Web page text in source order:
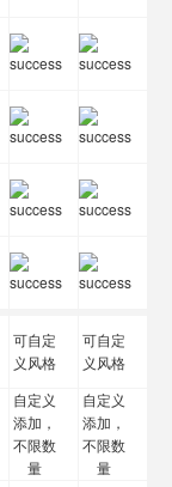
可自定
义风格
可自定
义风格
自定义
添加，
不限数
量
自定义
添加，
不限数
量